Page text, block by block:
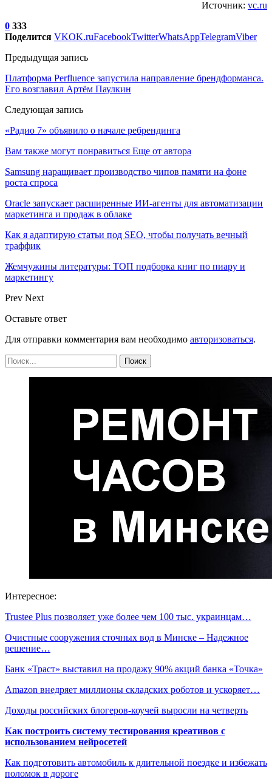
Источник: vc.ru
0 333
Поделится VKOK.ruFacebookTwitterWhatsAppTelegramViber
Предыдущая запись
Платформа Perfluence запустила направление брендформанса.
Его возглавил Артём Паулкин
Следующая запись
«Радио 7» объявило о начале ребрендинга
Вам также могут понравиться Еще от автора
Samsung наращивает производство чипов памяти на фоне
роста спроса
Oracle запускает расширенные ИИ‑агенты для автоматизации
маркетинга и продаж в облаке
Как я адаптирую статьи под SEO, чтобы получать вечный
траффик
Жемчужины литературы: ТОП подборка книг по пиару и
маркетингу
Prev Next
Оставьте ответ
Для отправки комментария вам необходимо авторизоваться.
Интересное:
Trustee Plus позволяет уже более чем 100 тыс. украинцам…
Очистные сооружения сточных вод в Минске – Надежное
решение…
Банк «Траст» выставил на продажу 90% акций банка «Точка»
Amazon внедряет миллионы складских роботов и ускоряет…
Доходы российских блогеров-коучей выросли на четверть
Как построить систему тестирования креативов с
использованием нейросетей
Как подготовить автомобиль к длительной поездке и избежать
поломок в дороге